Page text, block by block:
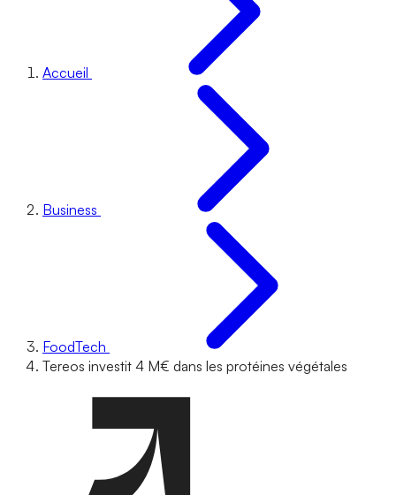
Accueil
Business
FoodTech
Tereos investit 4 M€ dans les protéines végétales